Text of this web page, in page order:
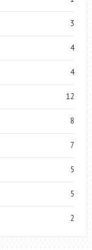
3
4
4
12
8
7
5
5
2